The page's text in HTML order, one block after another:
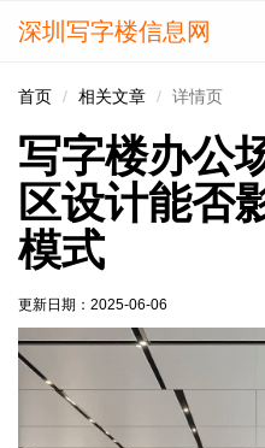
深圳写字楼信息网
首页 相关文章 详情页
写字楼办公
区设计能否
模式
更新日期： 2025-06-06